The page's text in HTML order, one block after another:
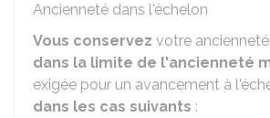
Ancienneté dans l'échelon
Vous conservez votre
dans la limite de l'ancienneté
exigée pour un avancement à
dans les cas suivants :